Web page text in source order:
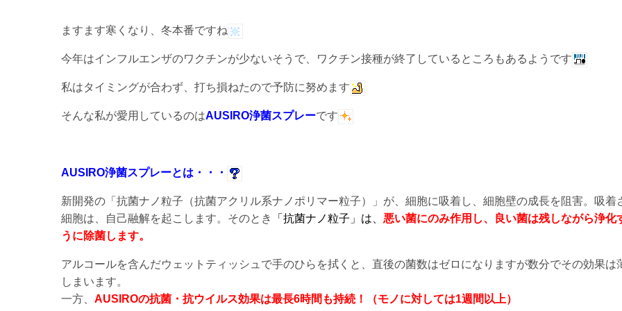
ますます寒くなり、冬本番ですね
今年はインフルエンザのワクチンが少ないそうで、ワクチン接種が終了しているところもあるようです
私はタイミングが合わず、打ち損ねたので予防に努めます
そんな私が愛用しているのはAUSIRO浄菌スプレーです
AUSIRO浄菌スプレーとは・・・
新開発の「抗菌ナノ粒子（抗菌アクリル系ナノポリマー粒子）」が、細胞に吸着し、細胞壁の成長を阻害。吸着
細胞は、自己融解を起こします。そのとき
「抗菌ナノ粒子」は、 悪い菌にのみ作用し、良い菌は残しながら浄化
うに除菌します。
アルコールを含んだウェットティッシュで手のひらを拭くと、直後の菌数はゼロになりますが数分でその効果は
しまいます。
一方、 AUSIROの抗菌・抗ウイルス効果は最長6時間も持続！（モノに対しては1週間以上）